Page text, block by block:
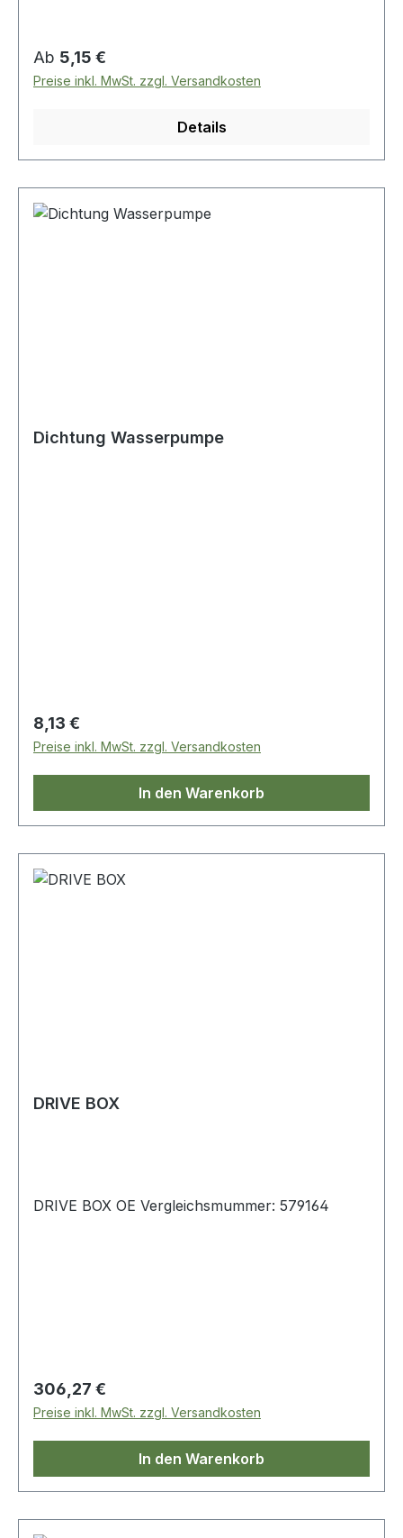
Regulärer Preis:
Ab 5,15 €
Preise inkl. MwSt. zzgl. Versandkosten
Details
Dichtung Wasserpumpe
Regulärer Preis:
8,13 €
Preise inkl. MwSt. zzgl. Versandkosten
In den Warenkorb
DRIVE BOX
DRIVE BOX OE Vergleichsmummer: 579164
Regulärer Preis:
306,27 €
Preise inkl. MwSt. zzgl. Versandkosten
In den Warenkorb